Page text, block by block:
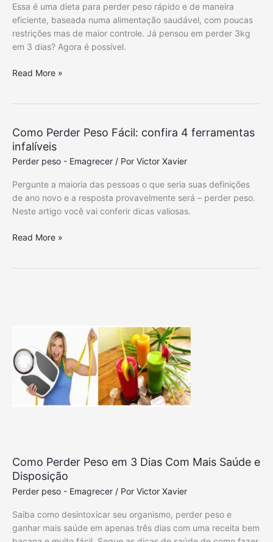
Essa é uma dieta para perder peso rápido e de maneira
eficiente, baseada numa alimentação saudável, com poucas
restrições mas de maior controle. Já pensou em perder 3kg
em 3 dias? Agora é possível.
C
P
e
r
d
e
P
s
o
m
d
a
s
2
h
Read More »
Como Perder Peso Fácil: confira 4 ferramentas
infalíveis
Perder peso - Emagrecer / Por Victor Xavier
Pergunte a maioria das pessoas o que seria suas definições
de ano novo e a resposta provavelmente será – perder peso.
Neste artigo você vai conferir dicas valiosas.
C
r
P
i
l
:
o
n
Read More »
Como Perder Peso em 3 Dias Com Mais Saúde e
Disposição
Perder peso - Emagrecer / Por Victor Xavier
Saiba como desintoxicar seu organismo, perder peso e
ganhar mais saúde em apenas três dias com uma receita bem